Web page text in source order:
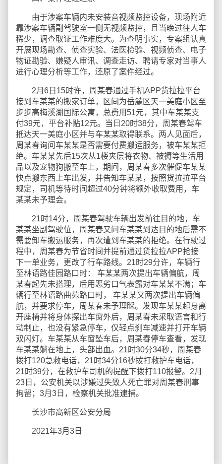
由于涉案车辆内未安装音视频监控设备，现场附近
靠涉案车辆副驾驶室一侧无视频监控，且当晚过往人车
稀少，调查取证工作难度大。为查明事实，专案组认真
开展现场勘查、侦查实验、法医检验、视频侦查、电子
物证勘验、嫌疑人审讯、调查走访、聘请专家对当事人
进行心理分析等工作，还原了案件经过。
2月6日15时许，周某春通过手机APP货拉拉平台
接到车某某的搬家订单，区间为岳麓区天一美庭小区至
步步高梅溪湖国际公寓，总费用51元，其中车某某支
付39元，平台补贴12元。当日20时38分，周某春驾车
抵达天一美庭小区并与车某某取得联系。两人见面后，
周某春询问车某某是否需要付费搬运服务，被车某某拒
绝。车某某先后15次从1楼夹层将衣物、被褥等生活用
品以及宠物狗搬至车上，期间，周某春多次催促车某某
快点搬东西上车出发，并告知车某某，按照货拉拉平台
规定，司机等待时间超过40分钟将额外收取费用，车
某某未予理会。
21时14分，周某春驾驶车辆出发前往目的地，车
某某坐副驾驶位，周某春又问车某某到达目的地后需不
需要卸车搬运服务，再次遭到车某某的拒绝。在行驶过
程中，周某春为节省时间并提前通过货拉拉APP抢接
下一单业务，更改了行车路线。21时29分许，车辆行
至林语路佳园路口时： 车某某两次提出车辆偏航，周
某春起先未搭理，后用恶劣口气表露对车某某不满；车
辆行至林语路曲苑路口时， 车某某又两次提出车辆偏
航，并要求停车，周某春未予理睬。发现车某某起身离
开座椅并将身体探出车窗外后，周某春未采取语言和行
动制止，也没有紧急停车，仅轻点刹车减速并打开车辆
双闪灯。车某某从车窗坠车后，周某春停车查看，发现
车某某躺在地上，头部出血。21时30分34秒，周某春
拨打120急救电话，21时34分16秒拨打救护车电话，
21时39分，在救护车司机的提醒下拨打110报警。2月
23日，公安机关以涉嫌过失致人死亡罪对周某春刑事
拘留；3月3日，检察机关批准逮捕。
长沙市高新区公安分局
2021年3月3日